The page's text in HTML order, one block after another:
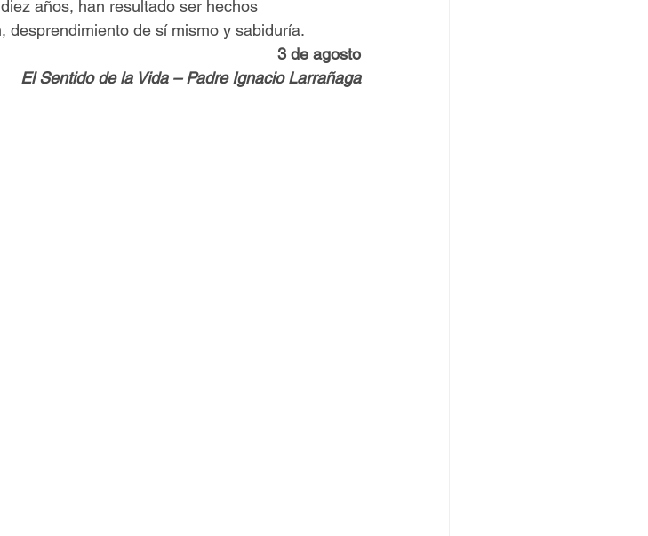
años, han resultado ser hechos
desprendimiento de sí mismo y sabiduría.
3 de agosto
El Sentido de la Vida – Padre Ignacio Larrañaga